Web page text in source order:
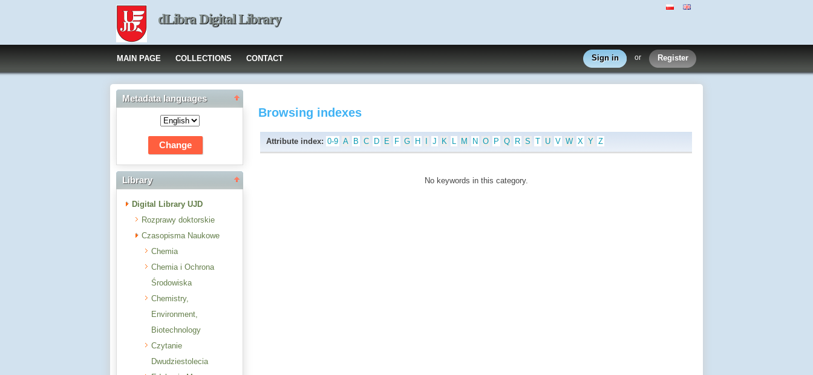
dLibra Digital Library
MAIN PAGE COLLECTIONS CONTACT Sign in or Register
Metadata languages
Library
Digital Library UJD
Rozprawy doktorskie
Czasopisma Naukowe
Chemia
Chemia i Ochrona
Środowiska
Chemistry,
Environment,
Biotechnology
Czytanie
Dwudziestolecia
Browsing indexes
Attribute index: 0-9 A B C D E F G H J K L M N O P Q R S T U V W X Y Z
No keywords in this category.